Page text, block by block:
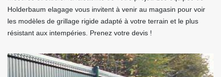
Holderbaum elagage vous invitent à venir au magasin pour voir
les modèles de grillage rigide adapté à votre terrain et le plus
résistant aux intempéries. Prenez votre devis !